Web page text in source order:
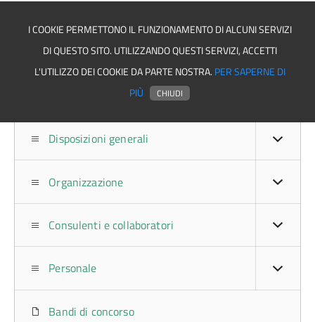
Comune di Salvitelle
Disposizioni generali
Organizzazione
Consulenti e collaboratori
Personale
Bandi di concorso
I COOKIE PERMETTONO IL FUNZIONAMENTO DI ALCUNI SERVIZI
DI QUESTO SITO. UTILIZZANDO QUESTI SERVIZI, ACCETTI
L'UTILIZZO DEI COOKIE DA PARTE NOSTRA. PER SAPERNE DI
PIÙ
CHIUDI